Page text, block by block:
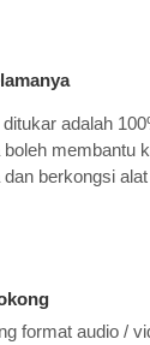
adalah
membantu
berkongsi
format audio /